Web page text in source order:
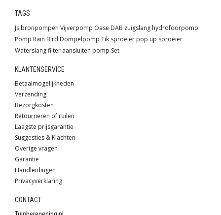
TAGS
Js bronpompen Vijverpomp Oase DAB zuigslang hydrofoorpomp
Pomp Rain Bird Dompelpomp Tik sproeier pop up sproeier
Waterslangfilter aansluiten pomp Set
KLANTENSERVICE
Betaalmogelijkheden
Verzending
Bezorgkosten
Retourneren of ruilen
Laagste prijsgarantie
Suggesties & Klachten
Overige vragen
Garantie
Handleidingen
Privacyverklaring
CONTACT